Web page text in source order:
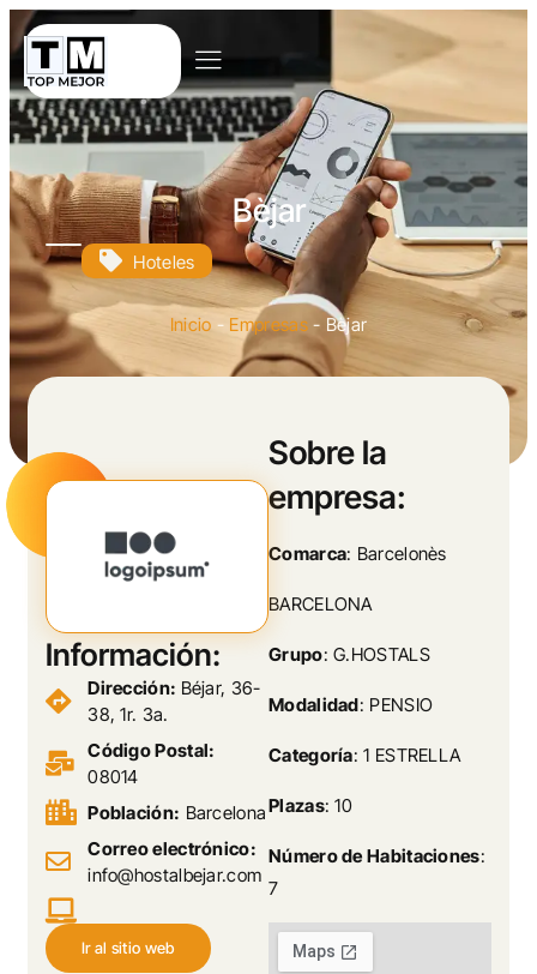
Bèjar
Hoteles
Inicio - Empresas- Bèjar
Sobre la
empresa:
Comarca: Barcelonès
BARCELONA
Grupo: G.HOSTALS
Modalidad: PENSIO
Categoría: 1 ESTRELLA
Plazas: 10
Número de Habitaciones:
7
Información:
Dirección: Béjar, 36-
38, 1r. 3a.
Código Postal:
08014
Población: Barcelona
Correo electrónico:
info@hostalbejar.com
Ir al sitio web